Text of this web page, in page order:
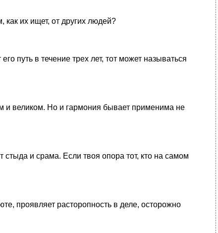
как их ищет, от других людей?
путь в течение трех лет, тот может называться
и великом. Но и гармония бывает применима не
стыда и срама. Если твоя опора тот, кто на самом
проявляет расторопность в деле, осторожно